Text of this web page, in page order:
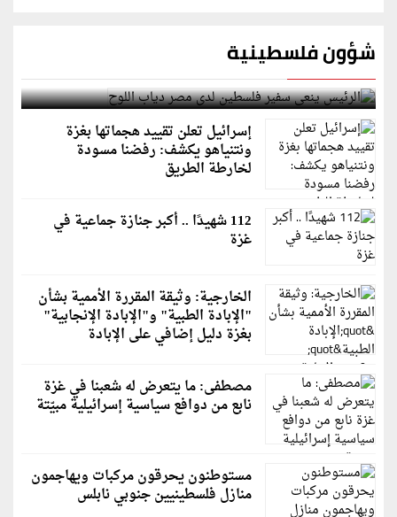
شؤون فلسطينية
الرئيس ينعى سفير فلسطين لدى مصر دياب اللوح
إسرائيل تعلن تقييد هجماتها بغزة
ونتنياهو يكشف: رفضنا مسودة
لخارطة الطريق
112 شهيدًا .. أكبر جنازة جماعية في
غزة
الخارجية: وثيقة المقررة الأممية بشأن
"الإبادة الطبية" و"الإبادة الإنجابية"
بغزة دليل إضافي على الإبادة
مصطفى: ما يتعرض له شعبنا في غزة
نابع من دوافع سياسية إسرائيلية مبيّتة
مستوطنون يحرقون مركبات ويهاجمون
منازل فلسطينيين جنوبي نابلس